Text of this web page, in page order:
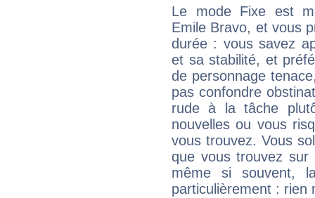
Le mode Fixe est
Emile Bravo, et vous
durée : vous savez
et sa stabilité, et
de personnage
pas confondre
rude à la tâche
nouvelles ou vous
vous trouvez. Vous
que vous trouvez
même si souvent,
particulièrement : rien